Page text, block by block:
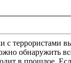
с террористами
обнаружить
в прошлое.